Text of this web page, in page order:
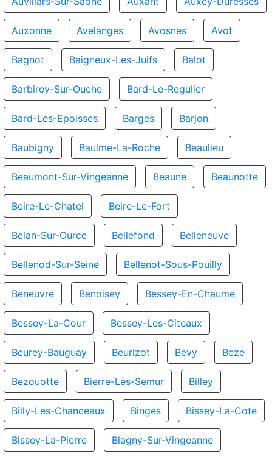
Auxonne Avelanges Avosnes Avot
Bagnot Baigneux-Les-Juifs Balot
Barbirey-Sur-Ouche Bard-Le-Regulier
Bard-Les-Epoisses Barges Barjon
Baubigny Baulme-La-Roche Beaulieu
Beaumont-Sur-Vingeanne Beaune Beaunotte
Beire-Le-Chatel Beire-Le-Fort
Belan-Sur-Ource Bellefond Belleneuve
Bellenod-Sur-Seine Bellenot-Sous-Pouilly
Beneuvre Benoisey Bessey-En-Chaume
Bessey-La-Cour Bessey-Les-Citeaux
Beurey-Bauguay Beurizot Bevy Beze
Bezouotte Bierre-Les-Semur Billey
Billy-Les-Chanceaux Binges Bissey-La-Cote
Bissey-La-Pierre Blagny-Sur-Vingeanne